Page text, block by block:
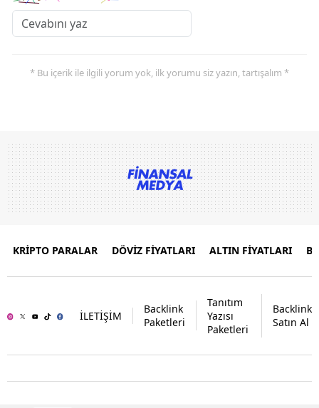
* Bu içerik ile ilgili yorum yok, ilk yorumu siz yazın, tartışalım *
KRİPTO PARALAR DÖVİZ FİYATLARI ALTIN FİYATLARI
İLETİŞİM
Backlink
Paketleri
Tanıtım
Yazısı
Paketleri
Backlink
Satın Al